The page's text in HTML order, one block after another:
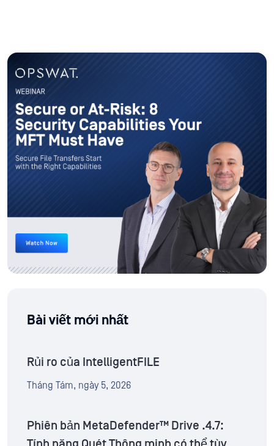
Bài viết mới nhất
Rủi ro của IntelligentFILE
Tháng Tám, ngày 5, 2026
Phiên bản MetaDefender™ Drive .4.7: